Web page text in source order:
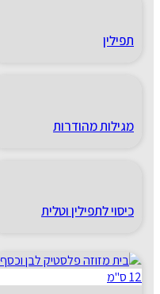
תפילין
מגילות מהודרות
כיסוי לתפילין וטלית